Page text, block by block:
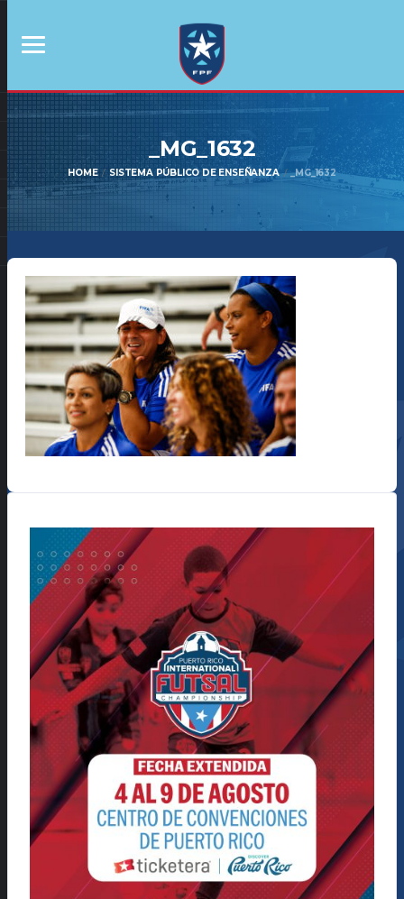
_MG_1632
HOME SISTEMA PÚBLICO DE ENSEÑANZA _MG_1632